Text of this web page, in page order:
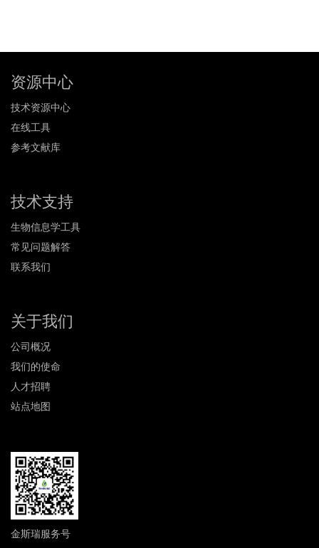
资源中心
技术资源中心
在线工具
参考文献库
技术支持
生物信息学工具
常见问题解答
联系我们
关于我们
公司概况
我们的使命
人才招聘
站点地图
金斯瑞服务号